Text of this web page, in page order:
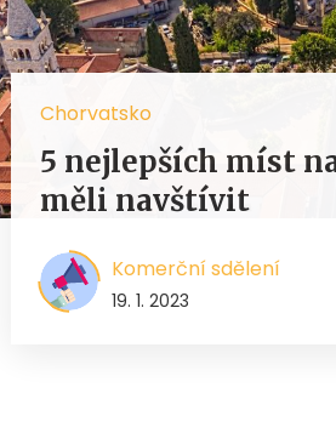
Chorvatsko
5 nejlepších míst
měli navštívit
Komerční sdělení
19. 1. 2023